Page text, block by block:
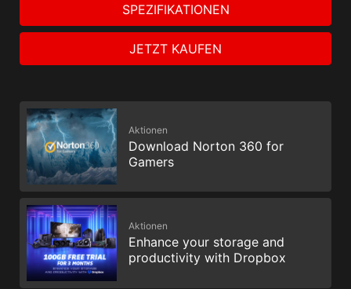
SPEZIFIKATIONEN
JETZT KAUFEN
Aktionen
Download Norton 360 for
Gamers
Aktionen
Enhance your storage and
productivity with Dropbox